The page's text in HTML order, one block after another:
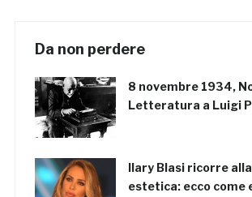
Da non perdere
8 novembre 1934,
Letteratura a Luigi
Ilary Blasi ricorre
estetica: ecco come